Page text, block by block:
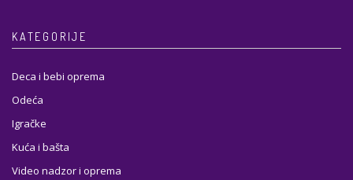
KATEGORIJE
Deca i bebi oprema
Odeća
Igračke
Kuća i bašta
Video nadzor i oprema